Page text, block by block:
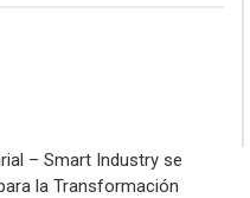
– Smart Industry se
la Transformación